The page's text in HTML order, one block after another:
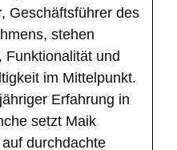
, Geschäftsführer des
stehen
Funktionalität und
im Mittelpunkt.
Erfahrung in
setzt Maik
durchdachte